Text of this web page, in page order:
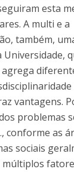
esta
A multi e a
também,
agrega
vantagens.
problemas
conforme as
sociais
múltiplos